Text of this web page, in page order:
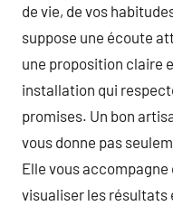
de vie, de vos
suppose une écoute
une proposition claire
installation qui
promises. Un bon
vous donne pas
Elle vous accompagne
visualiser les résultats